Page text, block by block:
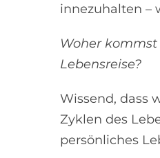
innezuhalten –
Woher
Lebensreise?
Wissend, dass
Zyklen des
persönliches